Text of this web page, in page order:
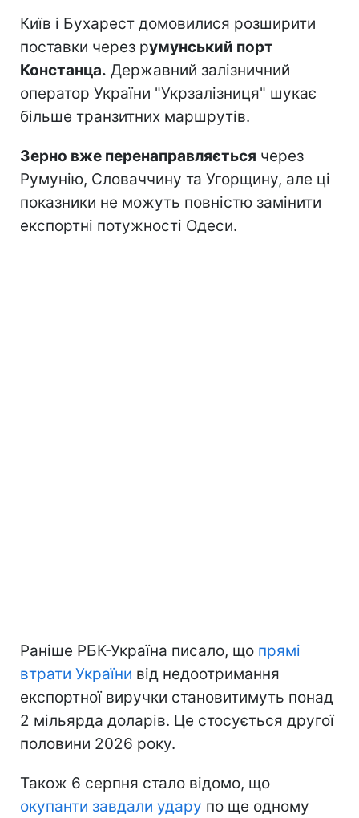
Київ і Бухарест домовилися розширити
поставки через румунський порт
Констанца. Державний залізничний
оператор України "Укрзалізниця" шукає
більше транзитних маршрутів.
Зерно вже перенаправляється через
Румунію, Словаччину та Угорщину, але ці
показники не можуть повністю замінити
експортні потужності Одеси.
Раніше РБК-Україна писало, що прямі
втрати України від недоотримання
експортної виручки становитимуть понад
2 мільярда доларів. Це стосується другої
половини 2026 року.
Також 6 серпня стало відомо, що
окупанти завдали удару по ще одному